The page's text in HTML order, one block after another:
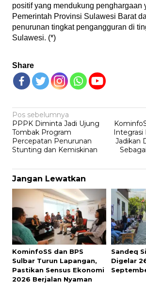
positif yang mendukung penghargaan
Pemerintah Provinsi Sulawesi Barat
penurunan tingkat pengangguran di
Sulawesi. (*)
Share
Navigasi
pos
Pos sebelumnya
PPPK Diminta Jadi Ujung
Tombak Program
Percepatan Penurunan
Stunting dan Kemiskinan
Integrasi
Jadikan
Jangan Lewatkan
KominfoSS dan BPS
Sulbar Turun Lapangan,
Pastikan Sensus Ekonomi
2026 Berjalan Nyaman
Sandeq
Digelar